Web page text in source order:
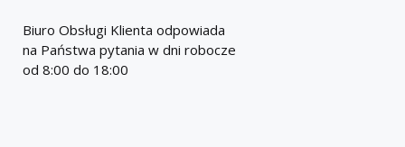
Biuro Obsługi Klienta odpowiada
na Państwa pytania w dni robocze
od 8:00 do 18:00